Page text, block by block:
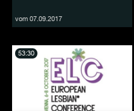
vom 07.09.2017
53:30